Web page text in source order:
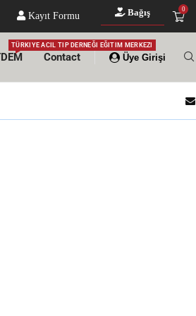
Kayıt Formu Bağış 0
TÜRKIYE ACIL TIP DERNEĞI EĞITIM MERKEZI
Contact Üye Girişi